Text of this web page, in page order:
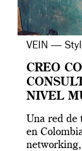
VEIN —
CREO
NIVEL
Una red de
en